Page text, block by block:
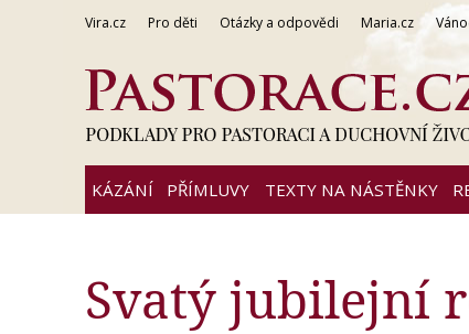
Vira.cz Pro děti Otázky a odpovědi Maria.cz
KÁZÁNÍ PŘÍMLUVY TEXTY NA NÁSTĚNKY
Svatý jubilejní